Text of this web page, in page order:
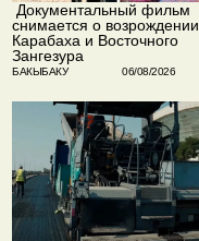
​ Документальный фильм
снимается о возрождении
Карабаха и Восточного
Зангезура
БАКЫБАКУ 06/08/2026